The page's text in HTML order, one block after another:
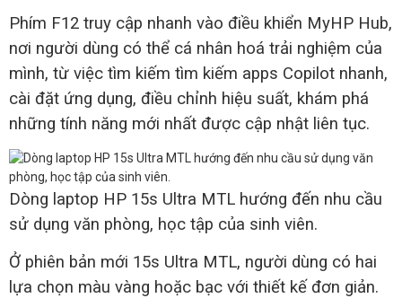
Phím F12 truy cập nhanh vào điều khiển MyHP Hub,
nơi người dùng có thể cá nhân hoá trải nghiệm của
mình, từ việc tìm kiếm tìm kiếm apps Copilot nhanh,
cài đặt ứng dụng, điều chỉnh hiệu suất, khám phá
những tính năng mới nhất được cập nhật liên tục.
Dòng laptop HP 15s Ultra MTL hướng đến nhu cầu
sử dụng văn phòng, học tập của sinh viên.
Ở phiên bản mới 15s Ultra MTL, người dùng có hai
lựa chọn màu vàng hoặc bạc với thiết kế đơn giản.